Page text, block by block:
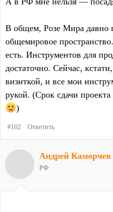
В общем, Розе Мира давно
общемировое
есть. Инструментов для
достаточно. Сейчас,
визиткой, и все мои
рукой. (Срок сдачи
)
#102 Ответить
Андрей Каморчев
РФ